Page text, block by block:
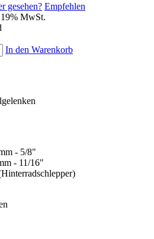
gesehen? Empfehlen
MwSt.
In den Warenkorb
- 5/8"
- 11/16"